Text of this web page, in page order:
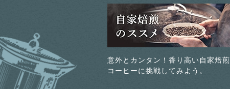
意外とカンタン！香り高い自家焙煎
コーヒーに挑戦してみよう。